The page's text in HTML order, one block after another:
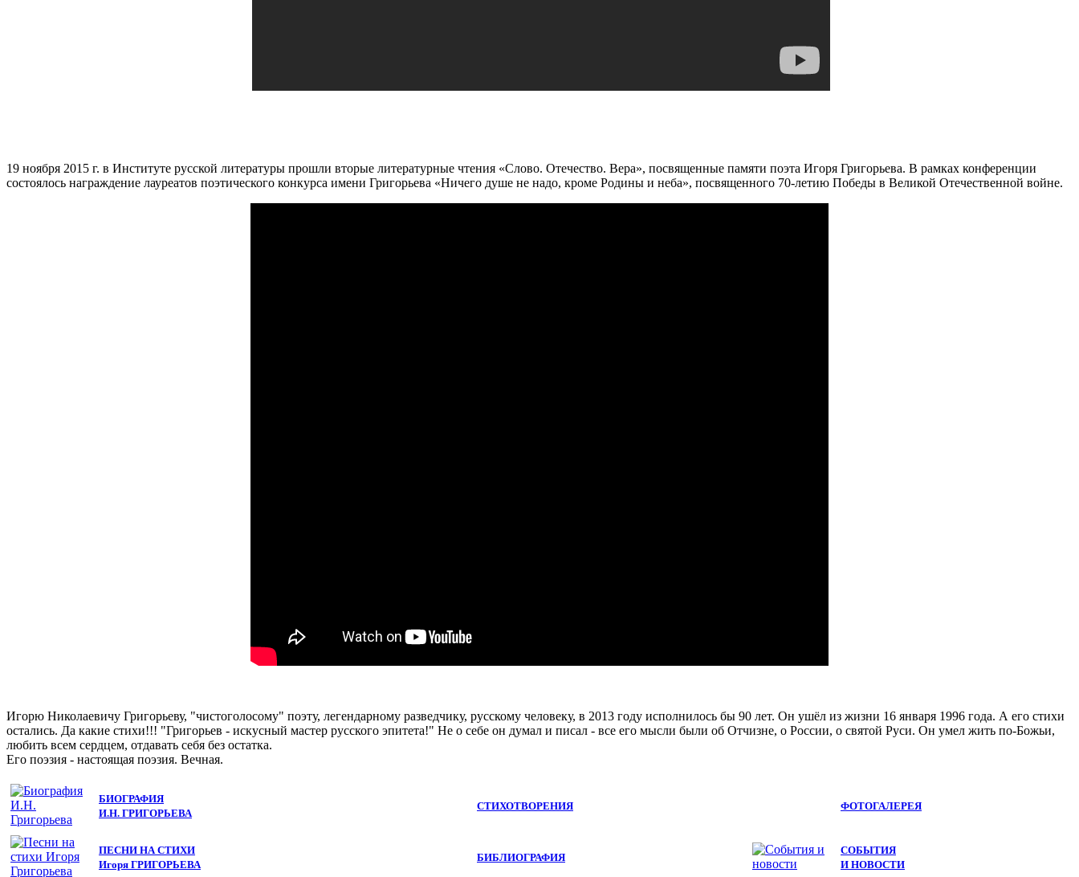
19 ноября 2015 г. в Институте русской литературы прошли вторые литературные чтения «Слово. Отечество. Вера», посвященные памяти поэта Игоря Григорьева. В рамках конференции
состоялось награждение лауреатов поэтического конкурса имени Григорьева «Ничего душе не надо, кроме Родины и неба», посвященного 70-летию Победы в Великой Отечественной войне.
Игорю Николаевичу Григорьеву, "чистоголосому" поэту, легендарному разведчику, русскому человеку, в 2013 году исполнилось бы 90 лет. Он ушёл из жизни 16 января 1996 года. А его стихи
остались. Да какие стихи!!! "Григорьев - искусный мастер русского эпитета!" Не о себе он думал и писал - все его мысли были об Отчизне, о России, о святой Руси. Он умел жить по-Божьи,
любить всем сердцем, отдавать себя без остатка.
Его поэзия - настоящая поэзия. Вечная.
БИОГРАФИЯ
И.Н. ГРИГОРЬЕВА
СТИХОТВОРЕНИЯ ФОТОГАЛЕРЕЯ
ПЕСНИ НА СТИХИ
Игоря ГРИГОРЬЕВА
БИБЛИОГРАФИЯ
СОБЫТИЯ
И НОВОСТИ